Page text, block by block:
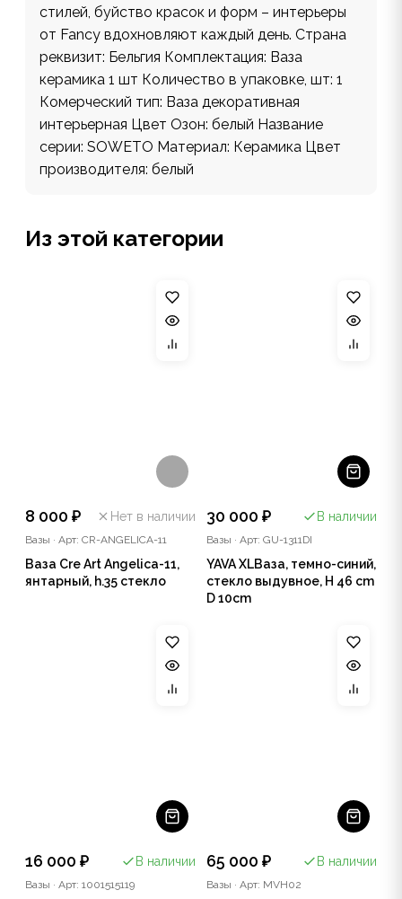
стилей, буйство красок и форм – интерьеры
от Fancy вдохновляют каждый день. Страна
реквизит: Бельгия Комплектация: Ваза
керамика 1 шт Количество в упаковке, шт: 1
Комерческий тип: Ваза декоративная
интерьерная Цвет Озон: белый Название
серии: SOWETO Материал: Керамика Цвет
производителя: белый
Из этой категории
8 000 ₽ Нет в наличии
Вазы · Арт: CR-ANGELICA-11
Ваза Cre Art Angelica-11,
янтарный, h.35 стекло
30 000 ₽ В наличии
Вазы · Арт: GU-1311DI
YAVA XLВаза, темно-синий,
стекло выдувное, H 46 cm
D 10cm
16 000 ₽ В наличии
Вазы · Арт: 1001515119
65 000 ₽ В наличии
Вазы · Арт: MVH02